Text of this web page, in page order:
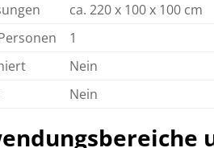
ca. 220 x 100 x 100 cm
1
Nein
Nein